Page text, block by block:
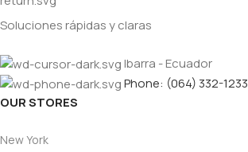
Soluciones rápidas y claras
Ibarra - Ecuador
Phone: (064) 332-1233
OUR STORES
New York